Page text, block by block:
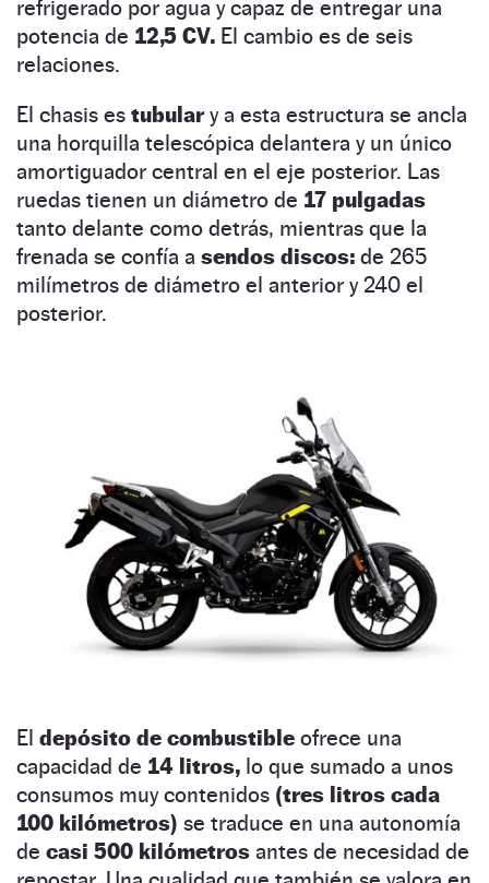
refrigerado por agua y capaz de entregar una
potencia de 12,5 CV. El cambio es de seis
relaciones.
El chasis es tubulary a esta estructura se ancla
una horquilla telescópica delantera y un único
amortiguador central en el eje posterior. Las
ruedas tienen un diámetro de 17 pulgadas
tanto delante como detrás, mientras que la
frenada se confía a sendos discos: de 265
milímetros de diámetro el anterior y 240 el
posterior.
El depósito de combustible ofrece una
capacidad de 14 litros, lo que sumado a unos
consumos muy contenidos (tres litros cada
100 kilómetros) se traduce en una autonomía
de casi 500 kilómetros antes de necesidad de